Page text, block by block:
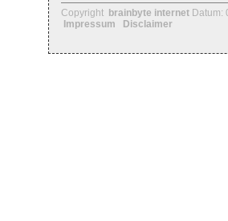
Copyright brainbyte internet Datum:
Impressum
Disclaimer